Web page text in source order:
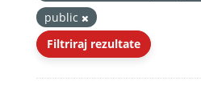
public
Filtriraj rezultate